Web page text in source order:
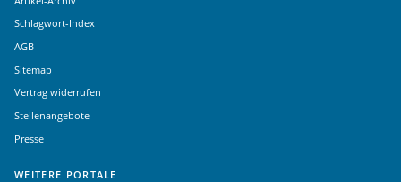
Schlagwort-Index
AGB
Sitemap
Vertrag widerrufen
Stellenangebote
Presse
WEITERE PORTALE